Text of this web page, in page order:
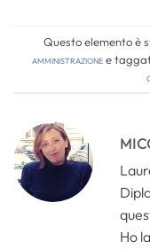
Questo elemento è
amministrazionee
Ho